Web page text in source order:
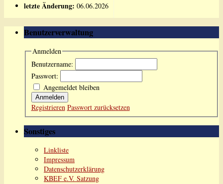
letzte Änderung: 06.06.2026
Benutzerverwaltung
Anmelden
Benutzername:
Passwort:
Angemeldet bleiben
Anmelden
Registrieren Passwort zurücksetzen
Sonstiges
Linkliste
Impressum
Datenschutzerklärung
KBEF e.V. Satzung